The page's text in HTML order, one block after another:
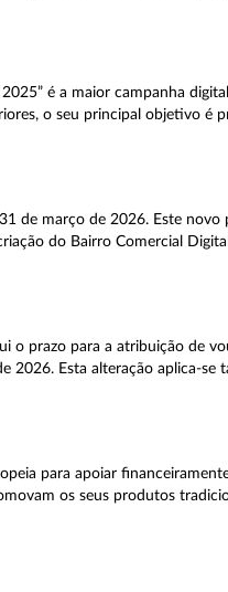
é a maior campanha
o seu principal objetivo é
de março de 2026. Este novo
do Bairro Comercial
o prazo para a atribuição de
2026. Esta alteração aplica-se
para apoiar
os seus produtos